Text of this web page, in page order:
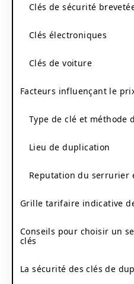
Clés de sécurité
Clés électroniques
Clés de voiture
Facteurs influençant le
Type de clé et méthode
Lieu de duplication
Reputation du serrurier
Grille tarifaire indicative
Conseils pour choisir un
clés
La sécurité des clés de